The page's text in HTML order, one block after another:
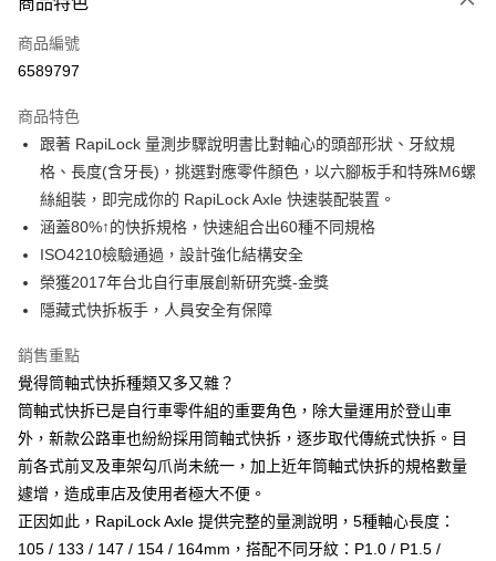
信用卡一次付款
信用卡分期付款
合作金庫商業銀行
華南商業銀行
彰化商業銀行
上海商業儲蓄銀行
台北富邦商業銀行
國泰世華商業銀行
兆豐國際商業銀行
臺灣中小企業銀行
台中商業銀行
匯豐（台灣）商業銀行
華泰商業銀行
聯邦商業銀行
遠東國際商業銀行
元大商業銀行
永豐商業銀行
玉山商業銀行
星展（台灣）商業銀行
台灣樂天信用卡公司
6 期 0 利率 每期
華南商業銀行
彰化商業銀行
上海商業儲蓄銀行
台北富邦商業銀行
國泰世華商業銀行
兆豐國際商業銀行
臺灣中小企業銀行
台中商業銀行
匯豐（台灣）商業銀行
華泰商業銀行
聯邦商業銀行
元大商業銀行
玉山商業銀行
台灣樂天信用卡公司
LINE Pay
Apple Pay
街口支付
悠遊付
大哥付你分期
相關說明
【大哥付你分期使用說明】
1.本服務由台灣大哥大提供，台灣大哥大用戶可立即使用無須另外申請。
2.付款方式選擇「大哥付你分期」，訂單成立後會自動跳轉到大哥付的交易
流程，驗證手機門號後，選擇欲分期的期數、繳款截止日，確認付款後即完
成交易。
【關於「AFTEE先享後付」】
AFTEE先享後付是「在收到商品之後才付款」的支付方式。 讓您購物簡單
ATM付款
商品編號
6589797
商品特色
跟著 RapiLock 量測步驟說明書比對軸心的頭部形狀、牙紋規
格、長度(含牙長)，挑選對應零件顏色，以六腳板手和特殊M6螺
絲組裝，即完成你的 RapiLock Axle 快速裝配裝置。
涵蓋80%↑的快拆規格，快速組合出60種不同規格
ISO4210檢驗通過，設計強化結構安全
榮獲2017年台北自行車展創新研究獎-金獎
隱藏式快拆板手，人員安全有保障
銷售重點
覺得筒軸式快拆種類又多又雜？
筒軸式快拆已是自行車零件組的重要角色，除大量運用於登山車
外，新款公路車也紛紛採用筒軸式快拆，逐步取代傳統式快拆。目
前各式前叉及車架勾爪尚未統一，加上近年筒軸式快拆的規格數量
遽增，造成車店及使用者極大不便。
正因如此，RapiLock Axle 提供完整的量測說明，5種軸心長度：
105 / 133 / 147 / 154 / 164mm，搭配不同牙紋：P1.0 / P1.5 /